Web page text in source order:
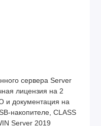
сервера Server
лицензия на 2
и документация на
накопителе, CLASS
Server 2019